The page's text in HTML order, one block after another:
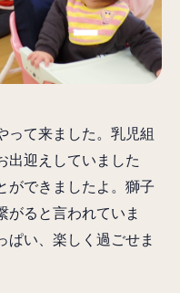
9:00〜18:00）
って来ました。乳児組
出迎えしていました
ができましたよ。獅子
がると言われていま
ぱい、楽しく過ごせま